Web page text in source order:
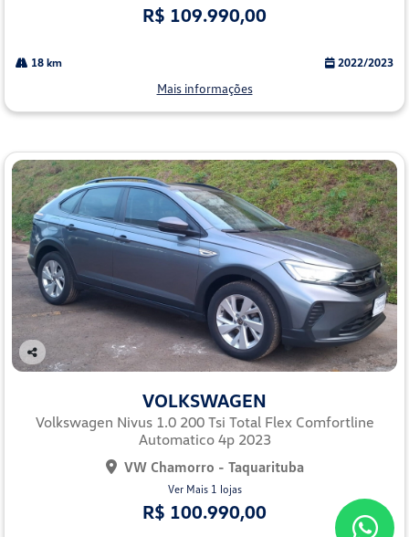
R$ 109.990,00
18 km 2022/2023
Mais informações
Co
lhe
VOLKSWAGEN
Volkswagen Nivus 1.0 200 Tsi Total Flex Comfortline
Automatico 4p 2023
VW Chamorro - Taquarituba
Ver Mais 1 lojas
R$ 100.990,00